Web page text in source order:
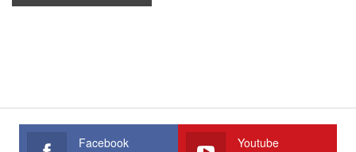
Facebook Youtube